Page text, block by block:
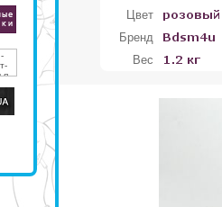
Цвет
Бренд
Вес